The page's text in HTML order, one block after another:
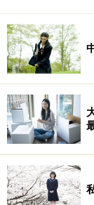
※記事内容は執筆
い。
本記事の内容は
商品や投資行動
投資や資産運用
行ってください。
掲載情報の正確
が、その内容を
などについて当社
最新の情報や詳
【編集部からの
・「家計」につ